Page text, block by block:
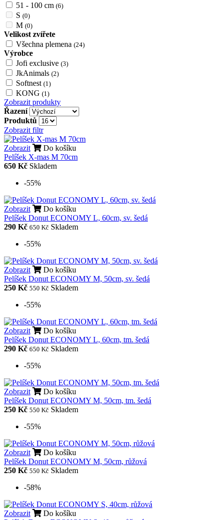
51 - 100 cm (6)
S (0)
M (0)
Velikost zvířete
Všechna plemena (24)
Výrobce
Jofi exclusive (3)
JkAnimals (2)
Softnest (1)
KONG (1)
Zobrazit produkty
Řazení
Produktů
Zobrazit filtr
Zobrazit
Do košíku
Pelíšek X-mas M 70cm
650 Kč Skladem
-55%
Zobrazit
Do košíku
Pelíšek Donut ECONOMY L, 60cm, sv. šedá
290 Kč 650 Kč Skladem
-55%
Zobrazit
Do košíku
Pelíšek Donut ECONOMY M, 50cm, sv. šedá
250 Kč 550 Kč Skladem
-55%
Zobrazit
Do košíku
Pelíšek Donut ECONOMY L, 60cm, tm. šedá
290 Kč 650 Kč Skladem
-55%
Zobrazit
Do košíku
Pelíšek Donut ECONOMY M, 50cm, tm. šedá
250 Kč 550 Kč Skladem
-55%
Zobrazit
Do košíku
Pelíšek Donut ECONOMY M, 50cm, růžová
250 Kč 550 Kč Skladem
-58%
Zobrazit
Do košíku